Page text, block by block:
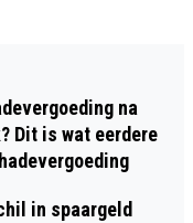
na
Dit is wat eerdere
in spaargeld